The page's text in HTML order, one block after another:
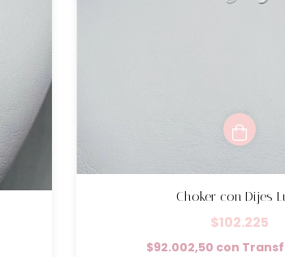
Choker con Dijes
$102.225
$92.002,50 con